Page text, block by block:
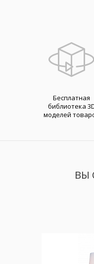
Бесплатная
библиотека
моделей
ВЫ